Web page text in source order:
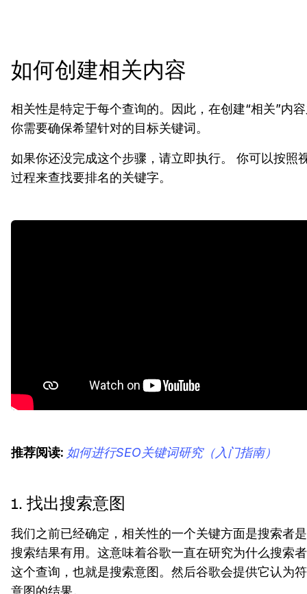
如何创建相关内容
相关性是特定于每个查询的。因此，在创建“相关”内
你需要确保希望针对的目标关键词。
如果你还没完成这个步骤，请立即执行。 你可以按照
过程来查找要排名的关键字。
推荐阅读: 如何进行SEO关键词研究（入门指南）
1. 找出搜索意图
我们之前已经确定，相关性的一个关键方面是搜索者
搜索结果有用。这意味着谷歌一直在研究为什么搜索
这个查询，也就是搜索意图。然后谷歌会提供它认为
意图的结果。